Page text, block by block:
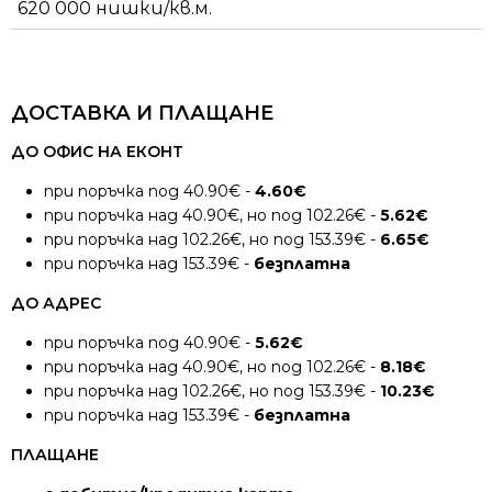
620 000 нишки/кв.м.
ДОСТАВКА И ПЛАЩАНЕ
ДО ОФИС НА ЕКОНТ
при поръчка под 40.90€ - 4.60€
при поръчка над 40.90€, но под 102.26€ - 5.62€
при поръчка над 102.26€, но под 153.39€ - 6.65€
при поръчка над 153.39€ - безплатна
ДО АДРЕС
при поръчка под 40.90€ - 5.62€
при поръчка над 40.90€, но под 102.26€ - 8.18€
при поръчка над 102.26€, но под 153.39€ - 10.23€
при поръчка над 153.39€ - безплатна
ПЛАЩАНЕ